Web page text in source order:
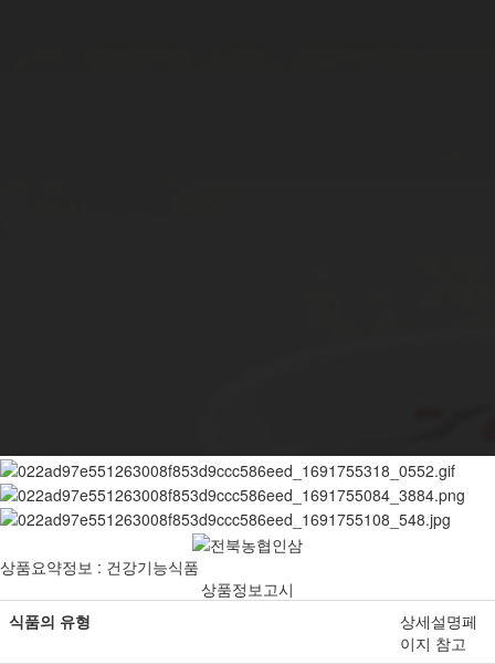
상품요약정보 : 건강기능식품
상품정보고시
식품의 유형
상세설명페
이지 참고